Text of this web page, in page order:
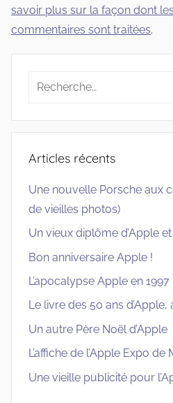
savoir plus sur la façon dont
commentaires sont traitées.
Recherche
:
Articles récents
Une nouvelle Porsche aux
de vieilles photos)
Un vieux diplôme d’Apple et
Bon anniversaire Apple !
L’apocalypse Apple en 1997
Le livre des 50 ans
Un autre Père Noël d’Apple
L’affiche de l’Apple Expo de
Une vieille publicité pour